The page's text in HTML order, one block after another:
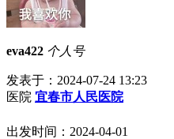
eva422 个人号
发表于：2024-07-24 13:23
医院 宜春市人民医院
出发时间：2024-04-01